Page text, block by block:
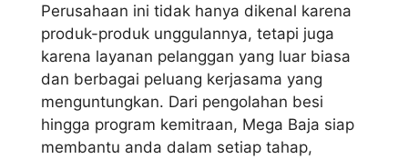
Perusahaan ini tidak hanya dikenal karena
produk-produk unggulannya, tetapi juga
karena layanan pelanggan yang luar biasa
dan berbagai peluang kerjasama yang
menguntungkan. Dari pengolahan besi
hingga program kemitraan, Mega Baja siap
membantu anda dalam setiap tahap,